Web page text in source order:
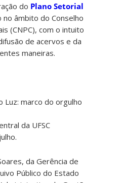
do Plano Setorial
no âmbito do Conselho
(CNPC), com o intuito
de acervos e da
maneiras.
Luz: marco do orgulho
da UFSC
da Gerência de
Público do Estado